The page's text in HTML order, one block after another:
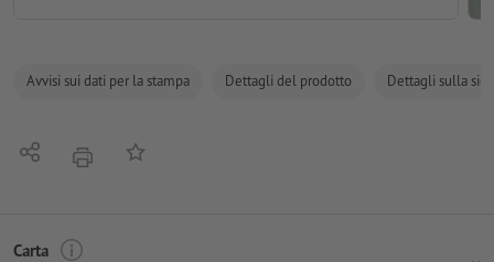
Avvisi sui dati per la stampa Dettagli del prodotto Dettagli sulla
Condividistamparealla lista preferiti
Carta